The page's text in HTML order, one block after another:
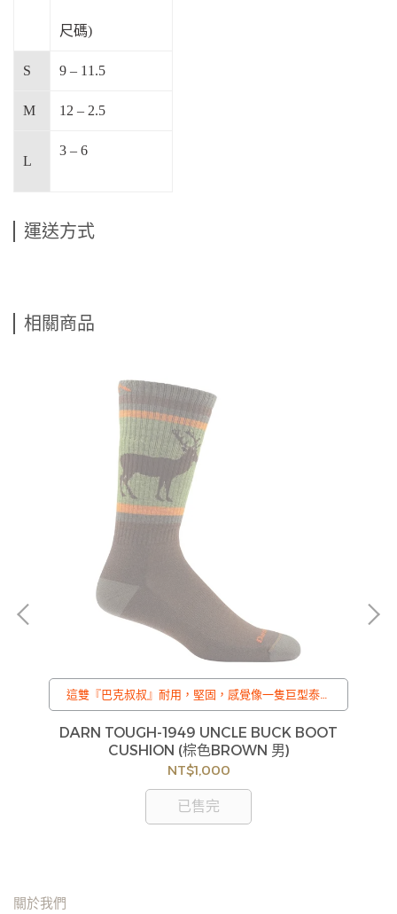
尺碼)
S 9 – 11.5
M 12 – 2.5
L
3 – 6
運送方式
相關商品
這雙『巴克叔叔』耐用，堅固，感覺像一隻巨型泰迪
熊擁抱著你的腳。用來應付各種不可預測的艱困地
形，提供腳部的緩衝與舒適！
/
訂購注意事項 :
商品流動性快且多個平台共用庫存，偶有下單後缺貨
情形，客服人員將立即與您聯繫交期或更換商品，如
無法出貨，本公司將有權取消訂單，造成不便尚請見
諒。如遇庫存不足無法下單，亦歡迎洽詢客服。
DARN TOUGH-1949 UNCLE BUCK BOOT
CUSHION (棕色BROWN 男)
NT$1,000
已售完
關於我們